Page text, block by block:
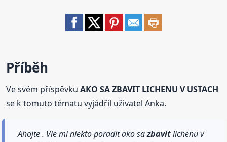
Příběh
Ve svém příspěvkuAKO SA ZBAVIT LICHENU V USTACH
se k tomuto tématu vyjádřil uživatel Anka.
Ahojte . Vie mi niekto poradit ako sazbavitlichenu v